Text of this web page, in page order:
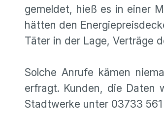
gemeldet, hieß es in einer
hätten den
Täter in der Lage, Verträge
Solche Anrufe kämen
erfragt. Kunden, die Daten
Stadtwerke unter 03733